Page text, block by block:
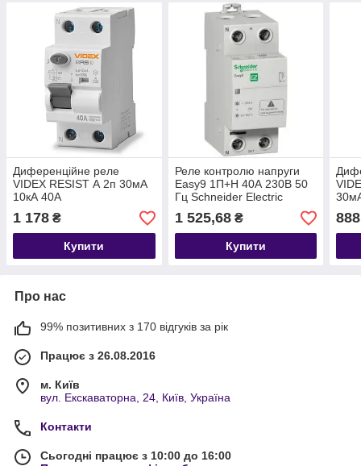
Диференційне реле
VIDEX RESIST А 2п 30мА
10кА 40А
1 178 ₴
Купити
Реле контролю напруги
Easy9 1П+Н 40А 230В 50
Гц Schneider Electric
EZ9C1240
1 525,68₴
Купити
888
Про нас
99% позитивних з 170 відгуків за рік
Працює з 26.08.2016
м. Київ
вул. Екскаваторна, 24, Київ, Україна
Контакти
Сьогодні працює з 10:00 до 16:00